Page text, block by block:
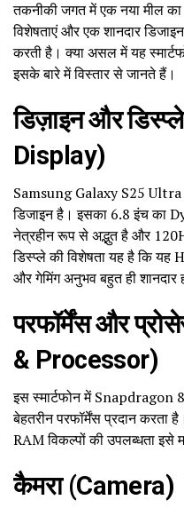
तकनीकी जगत में एक नया मील का
विशेषताएं और एक शानदार
करती है। क्या असल में यह
इसके बारे में विस्तार से जानते हैं।
डिज़ाइन और
Display)
Samsung Galaxy S25 Ultra
डिजाइन है। इसका 6.8 इंच का
नेत्रहीन रूप से अद्भुत है और
डिस्प्ले की विशेषता यह है कि यह
और गेमिंग अनुभव बहुत ही शानदार
परफॉर्मेंस और
& Processor)
इस स्मार्टफोन में Snapdragon
बेहतरीन परफॉर्मेंस प्रदान
RAM विकल्पों की उपलब्धता इसे
कैमरा (Camera)